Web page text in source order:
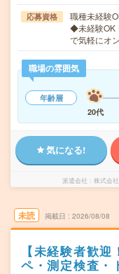
応募資格
職種未経験
◆未経験OK
で気軽にオ
職場の雰囲気
年齢層
20代
気になる!
派遣会社 株式会
未読 掲載日 2026/08/08
【未経験者歓
ペ・測定検査・